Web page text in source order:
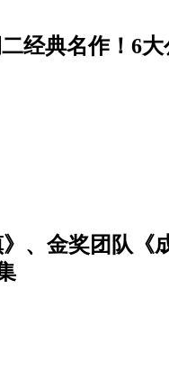
经典名作！6
、金奖团队《